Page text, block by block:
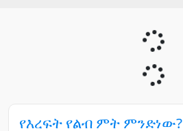
የእረፍት የልብ ምት ምንድነው?